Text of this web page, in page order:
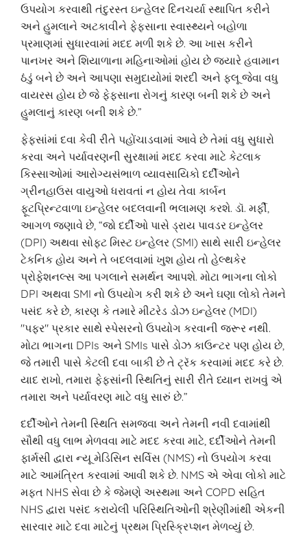
ઉપયોગ કરવાથી તંદુરસ્ત ઇન્હેલર દિનચર્યા સ્થાપિત કરીને
અને હુમલાને અટકાવીને ફેફસાના સ્વાસ્થ્યને બહોળા
પ્રમાણમાં સુધારવામાં મદદ મળી શકે છે. આ ખાસ કરીને
પાનખર અને શિયાળાના મહિનાઓમાં હોય છે જ્યારે હવામાન
ઠંડું બને છે અને આપણા સમુદાયોમાં શરદી અને ફ્લૂ જેવા વધુ
વાયરસ હોય છે જે ફેફસાના રોગનું કારણ બની શકે છે અને
હુમલાનું કારણ બની શકે છે.”
ફેફસાંમાં દવા કેવી રીતે પહોંચાડવામાં આવે છે તેમાં વધુ સુધારો
કરવા અને પર્યાવરણની સુરક્ષામાં મદદ કરવા માટે કેટલાક
કિસ્સાઓમાં આરોગ્યસંભાળ વ્યાવસાયિકો દર્દીઓને
ગ્રીનહાઉસ વાયુઓ ધરાવતાં ન હોય તેવા કાર્બન
ફૂટપ્રિન્ટવાળા ઇન્હેલર બદલવાની ભલામણ કરશે. ડૉ. મર્ફી,
આગળ જણાવે છે, “જો દર્દીઓ પાસે ડ્રાય પાવડર ઇન્હેલર
(DPI) અથવા સોફ્ટ મિસ્ટ ઇન્હેલર (SMI) સાથે સારી ઇન્હેલર
ટેકનિક હોય અને તે બદલવામાં ખુશ હોય તો હેલ્થકેર
પ્રોફેશનલ્સ આ પગલાને સમર્થન આપશે. મોટા ભાગના લોકો
DPI અથવા SMI નો ઉપયોગ કરી શકે છે અને ઘણા લોકો તેમને
પસંદ કરે છે, કારણ કે તમારે મીટરેડ ડોઝ ઇન્હેલર (MDI)
"પફર" પ્રકાર સાથે સ્પેસરનો ઉપયોગ કરવાની જરૂર નથી.
મોટા ભાગના DPIs અને SMIs પાસે ડોઝ કાઉન્ટર પણ હોય છે,
જે તમારી પાસે કેટલી દવા બાકી છે તે ટ્રૅક કરવામાં મદદ કરે છે.
યાદ રાખો, તમારા ફેફસાંની સ્થિતિનું સારી રીતે ધ્યાન રાખવું એ
તમારા અને પર્યાવરણ માટે વધુ સારું છે.”
દર્દીઓને તેમની સ્થિતિ સમજવા અને તેમની નવી દવામાંથી
સૌથી વધુ લાભ મેળવવા માટે મદદ કરવા માટે, દર્દીઓને તેમની
ફાર્મસી દ્વારા ન્યૂ મેડિસિન સર્વિસ (NMS) નો ઉપયોગ કરવા
માટે આમંત્રિત કરવામાં આવી શકે છે. NMS એ એવા લોકો માટે
મફત NHS સેવા છે કે જેમણે અસ્થમા અને COPD સહિત
NHS દ્વારા પસંદ કરાયેલી પરિસ્થિતિઓની શ્રેણીમાંથી એકની
સારવાર માટે દવા માટેનું પ્રથમ પ્રિસ્ક્રિપ્શન મેળવ્યું છે.